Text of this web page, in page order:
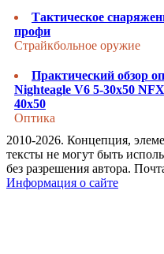
Тактическое
профи
Страйкбольное оружие
Практический обзор
Nighteagle V6 5-30x50
40x50
Оптика
2010-2026. Концепция,
тексты не могут быть
без разрешения автора.
Информация о сайте